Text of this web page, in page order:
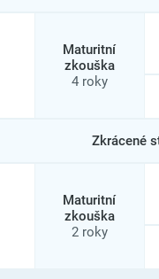
Maturitní
zkouška
4 roky
Zkrácené
Maturitní
zkouška
2 roky